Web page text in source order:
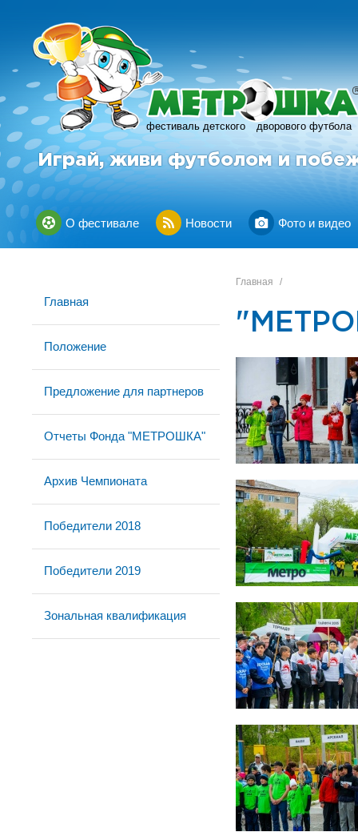
фестиваль детского дворового футбола
R
Играй, живи футболом и
О фестивале Новости Фото и видео
Главная
Положение
Предложение для партнеров
Отчеты Фонда "МЕТРОШКА"
Архив Чемпионата
Победители 2018
Победители 2019
Зональная квалификация
Главная /